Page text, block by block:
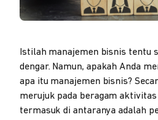
Istilah manajemen bisnis tentu
dengar. Namun, apakah Anda
apa itu manajemen bisnis?
merujuk pada beragam
termasuk di antaranya adalah